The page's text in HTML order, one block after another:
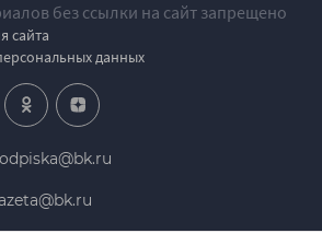
без ссылки на сайт запрещено
сайта
данных